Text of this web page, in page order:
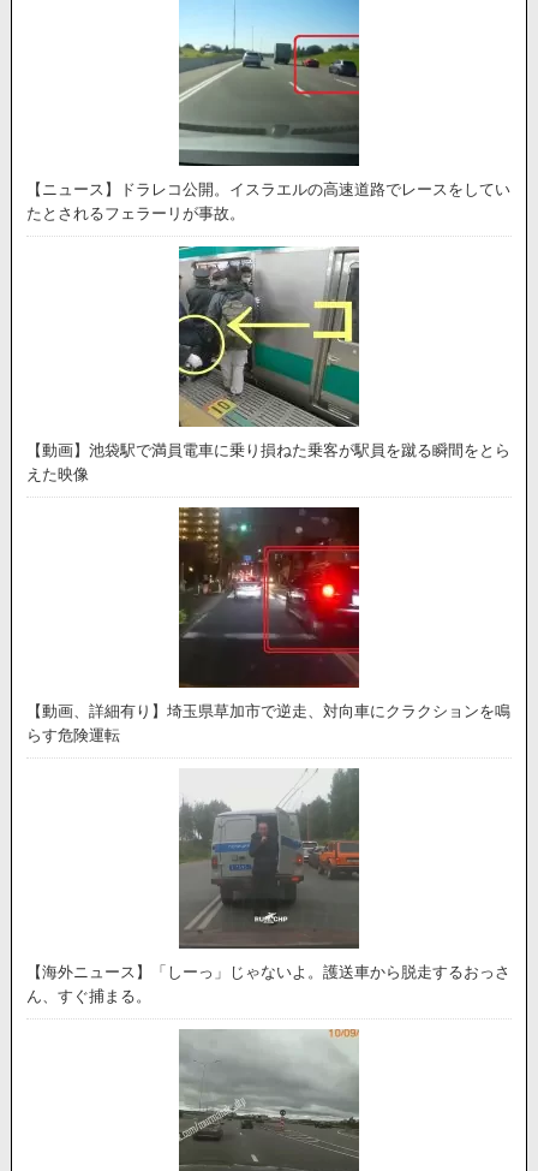
【ニュース】ドラレコ公開。イスラエルの高速道路でレースをしてい
たとされるフェラーリが事故。
【動画】池袋駅で満員電車に乗り損ねた乗客が駅員を蹴る瞬間をとら
えた映像
【動画、詳細有り】埼玉県草加市で逆走、対向車にクラクションを鳴
らす危険運転
【海外ニュース】「しーっ」じゃないよ。護送車から脱走するおっさ
ん、すぐ捕まる。